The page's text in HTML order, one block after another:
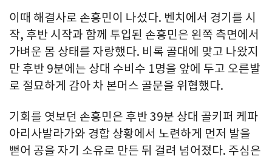
이때 해결사로 손흥민이 나섰다. 벤치에서 경기를 시
작, 후반 시작과 함께 투입된 손흥민은 왼쪽 측면에서
가벼운 몸 상태를 자랑했다. 비록 골대에 맞고 나왔지
만 후반 9분에는 상대 수비수 1명을 앞에 두고 오른발
로 절묘하게 감아 차 본머스 골문을 위협했다.
기회를 엿보던 손흥민은 후반 39분 상대 골키퍼 케파
아리사발라가와 경합 상황에서 노련하게 먼저 발을
뻗어 공을 자기 소유로 만든 뒤 걸려 넘어졌다. 주심은